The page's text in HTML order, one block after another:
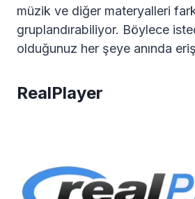
müzik ve diğer materyalleri
gruplandırabiliyor. Böylece
olduğunuz her şeye anında
RealPlayer